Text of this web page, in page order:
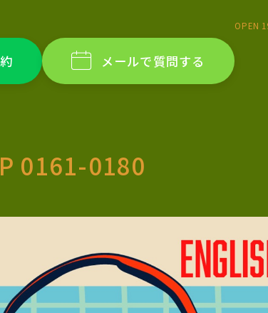
OPEN
メールで質問する
0161-0180